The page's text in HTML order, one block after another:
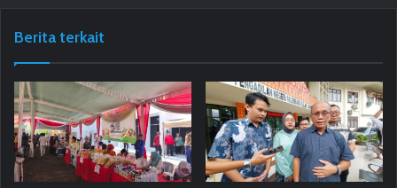
Berita terkait